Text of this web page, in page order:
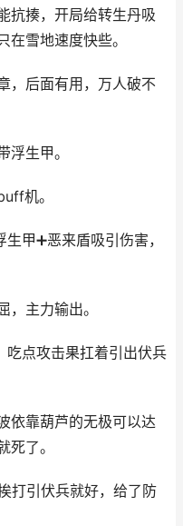
抗揍，开局给转生丹吸
在雪地速度快些。
，后面有用，万人破不
浮生甲。
机。
甲➕恶来盾吸引伤害，
，主力输出。
吃点攻击果扛着引出伏兵
依靠葫芦的无极可以达
死了。
打引伏兵就好，给了防